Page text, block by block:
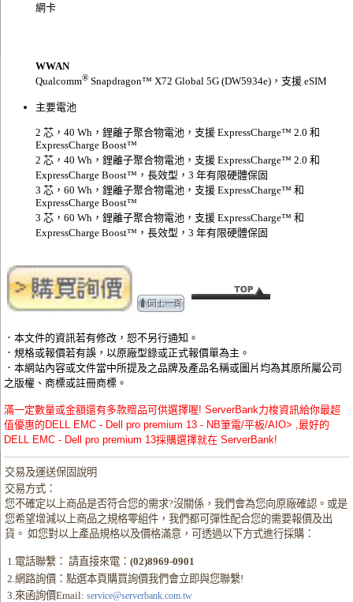
網卡
WWAN
Qualcomm® Snapdragon™ X72 Global 5G (DW5934e)，支援 eSIM
主要電池
2 芯，40 Wh，鋰離子聚合物電池，支援 ExpressCharge™ 2.0 和
ExpressCharge Boost™
2 芯，40 Wh，鋰離子聚合物電池，支援 ExpressCharge™ 2.0 和
ExpressCharge Boost™，長效型，3 年有限硬體保固
3 芯，60 Wh，鋰離子聚合物電池，支援 ExpressCharge™ 和
ExpressCharge Boost™
3 芯，60 Wh，鋰離子聚合物電池，支援 ExpressCharge™ 和
ExpressCharge Boost™，長效型，3 年有限硬體保固
．本文件的資訊若有修改，恕不另行通知。
．規格或報價若有誤，以原廠型錄或正式報價單為主。
．本網站內容或文件當中所提及之品牌及產品名稱或圖片均為其原所屬公司
之版權、商標或註冊商標。
滿一定數量或金額還有多款贈品可供選擇喔! ServerBank力梭資訊給你最超
值優惠的DELL EMC - Dell pro premium 13 - NB筆電/平板/AIO> ,最好的
DELL EMC - Dell pro premium 13採購選擇就在 ServerBank!
交易及運送保固說明
交易方式：
您不確定以上商品是否符合您的需求?沒關係，我們會為您向原廠確認。或是
您希望增減以上商品之規格零組件，我們都可彈性配合您的需要報價及出
貨。 如您對以上產品規格以及價格滿意，可透過以下方式進行採購：
1.電話聯繫： 請直接來電：(02)8969-0901
2.網路詢價：點選本頁購買詢價我們會立即與您聯繫!
3.來函詢價Email: service@serverbank.com.tw